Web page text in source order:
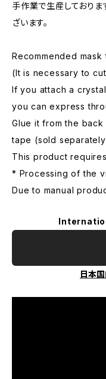
手作業で生産しており
ざいます。
Recommended
(It is necessary to
If you attach a
you can express
Glue it from the
tape (sold
This product
* Processing of the
Due to manual
日本